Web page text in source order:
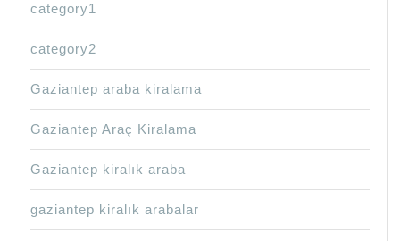
category1
category2
Gaziantep araba kiralama
Gaziantep Araç Kiralama
Gaziantep kiralık araba
gaziantep kiralık arabalar